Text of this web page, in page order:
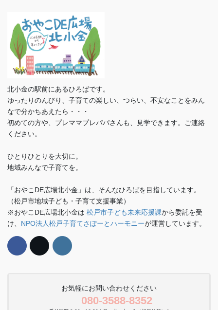
北小金の駅前にあるひろばです。
ゆったりのんびり、子育ての楽しい、つらい、不安なことをみん
なで分かちあえたら・・・
初めての方や、プレママプレパパさんも、見学できます。ご連絡
ください。
ひとりひとりを大切に。
地域みんなで子育てを。
「おやこDE広場北小金」は、そんなひろばを目指しています。
（松戸市地域子ども・子育て支援事業）
※おやこDE広場北小金は 松戸市子ども未来応援課から委託を受
け、 NPO法人松戸子育てさぽーとハーモニーが運営しています。
お気軽にお問い合わせください
080-3588-8352